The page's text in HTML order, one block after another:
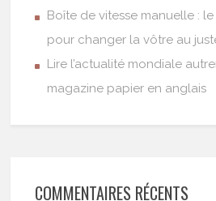
Boîte de vitesse manuelle :
pour changer la vôtre au
Lire l’actualité mondiale
magazine papier en anglais
COMMENTAIRES RÉCENTS